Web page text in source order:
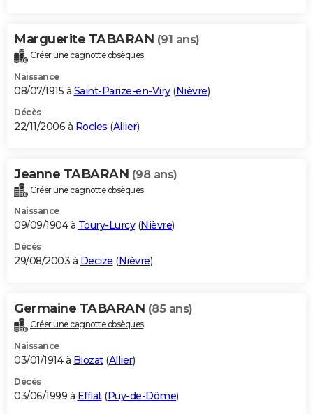
Marguerite TABARAN (91 ans)
Créer une cagnotte obsèques
Naissance
08/07/1915 à Saint-Parize-en-Viry(Nièvre)
Décès
22/11/2006 à Rocles (Allier)
Jeanne TABARAN (98 ans)
Créer une cagnotte obsèques
Naissance
09/09/1904 à Toury-Lurcy(Nièvre)
Décès
29/08/2003 à Decize (Nièvre)
Germaine TABARAN (85 ans)
Créer une cagnotte obsèques
Naissance
03/01/1914 à Biozat(Allier)
Décès
03/06/1999 à Effiat(Puy-de-Dôme)